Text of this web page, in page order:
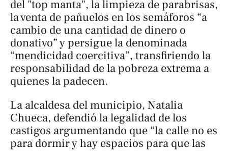
del "top manta", la limpieza de parabrisas,
la venta de pañuelos en los semáforos “a
cambio de una cantidad de dinero o
donativo” y persigue la denominada
“mendicidad coercitiva”, transfiriendo la
responsabilidad de la pobreza extrema a
quienes la padecen.
La alcaldesa del municipio, Natalia
Chueca, defendió la legalidad de los
castigos argumentando que “la calle no es
para dormir y hay espacios para que las